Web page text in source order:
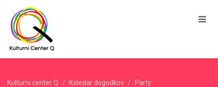
Kulturni center Q Koledar dogodkov
Party